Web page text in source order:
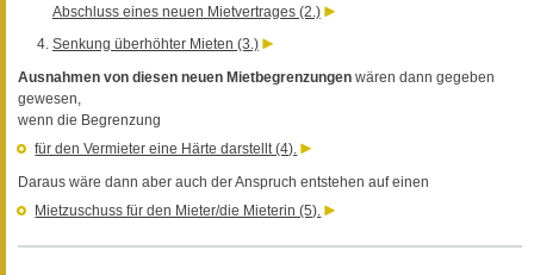
Abschluss eines neuen Mietvertrages (2.)
Senkung überhöhter Mieten (3.)
Ausnahmen von diesen neuen Mietbegrenzungen wären dann gegeben
gewesen,
wenn die Begrenzung
für den Vermieter eine Härte darstellt (4).
Daraus wäre dann aber auch der Anspruch entstehen auf einen
Mietzuschuss für den Mieter/die Mieterin (5).